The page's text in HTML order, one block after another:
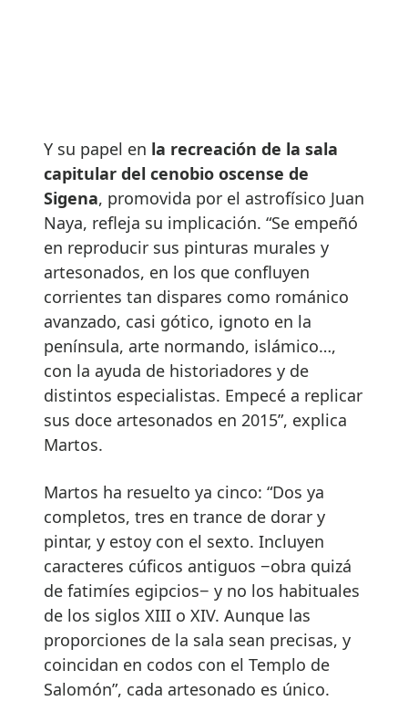
Y su papel en la recreación de la sala
capitular del cenobio oscense de
Sigena, promovida por el astrofísico Juan
Naya, refleja su implicación. “Se empeñó
en reproducir sus pinturas murales y
artesonados, en los que confluyen
corrientes tan dispares como románico
avanzado, casi gótico, ignoto en la
península, arte normando, islámico…,
con la ayuda de historiadores y de
distintos especialistas. Empecé a replicar
sus doce artesonados en 2015”, explica
Martos.
Martos ha resuelto ya cinco: “Dos ya
completos, tres en trance de dorar y
pintar, y estoy con el sexto. Incluyen
caracteres cúficos antiguos −obra quizá
de fatimíes egipcios− y no los habituales
de los siglos XIII o XIV. Aunque las
proporciones de la sala sean precisas, y
coincidan en codos con el Templo de
Salomón”, cada artesonado es único.